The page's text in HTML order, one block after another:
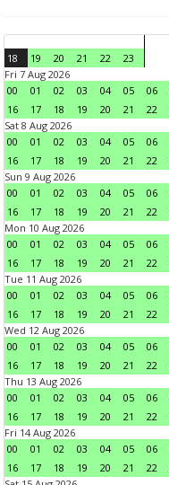
18 19 20 21 22
23
Fri 7 Aug 2026
00
01 02 03 04 05 06
16
17 18 19 20 21 22
Sat 8 Aug 2026
00
01 02 03 04 05 06
16
17 18 19 20 21 22
Sun 9 Aug 2026
00
01 02 03 04 05 06
16
17 18 19 20 21 22
Mon 10 Aug 2026
00
01 02 03 04 05 06
16
17 18 19 20 21 22
Tue 11 Aug 2026
00
01 02 03 04 05 06
16
17 18 19 20 21 22
Wed 12 Aug 2026
00
01 02 03 04 05 06
16
17 18 19 20 21 22
Thu 13 Aug 2026
00
01 02 03 04 05 06
16
17 18 19 20 21 22
Fri 14 Aug 2026
00
01 02 03 04 05 06
16
17 18 19 20 21 22